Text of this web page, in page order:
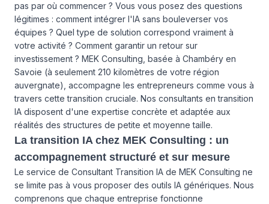
pas par où commencer ? Vous vous posez des questions
légitimes : comment intégrer l'IA sans bouleverser vos
équipes ? Quel type de solution correspond vraiment à
votre activité ? Comment garantir un retour sur
investissement ? MEK Consulting, basée à Chambéry en
Savoie (à seulement 210 kilomètres de votre région
auvergnate), accompagne les entrepreneurs comme vous à
travers cette transition cruciale. Nos consultants en transition
IA disposent d'une expertise concrète et adaptée aux
réalités des structures de petite et moyenne taille.
La transition IA chez MEK Consulting : un
accompagnement structuré et sur mesure
Le service de Consultant Transition IA de MEK Consulting ne
se limite pas à vous proposer des outils IA génériques. Nous
comprenons que chaque entreprise fonctionne